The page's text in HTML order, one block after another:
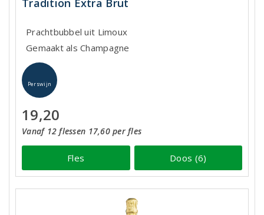
Tradition Extra Brut
Prachtbubbel uit Limoux
Gemaakt als Champagne
Perswijn
19,20
Vanaf 12 flessen 17,60 per fles
Fles Doos (6)